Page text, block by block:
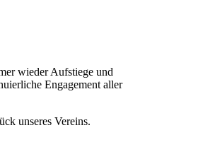
wieder Aufstiege und
Engagement aller
unseres Vereins.